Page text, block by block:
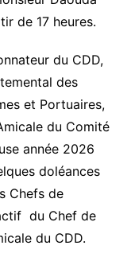
de 17 heures.
du CDD,
des
et Portuaires,
du Comité
année 2026
doléances
Chefs de
du Chef de
du CDD.